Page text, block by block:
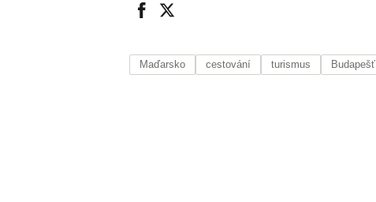
Maďarsko cestování turismus Budapešť